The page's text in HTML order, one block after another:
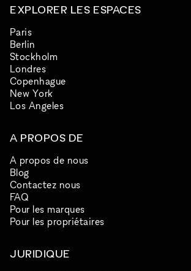
EXPLORER LES ESPACES
Paris
Berlin
Stockholm
Londres
Copenhague
New York
Los Angeles
A PROPOS DE
A propos de nous
Blog
Contactez nous
FAQ
Pour les marques
Pour les propriétaires
JURIDIQUE